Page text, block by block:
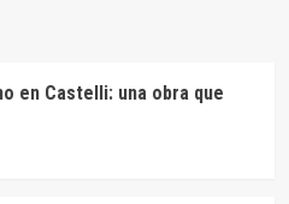
en Castelli: una obra que